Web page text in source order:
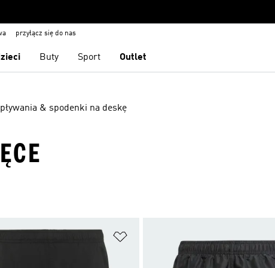
przyłącz się do nas
Buty Sport Outlet
& spodenki na deskę
życzeń